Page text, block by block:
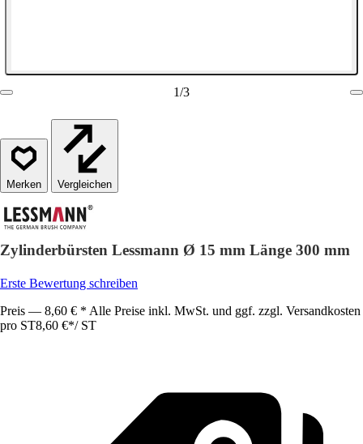
1/3
Vergleichen
Zylinderbürsten Lessmann Ø 15 mm Länge 300 mm
Erste Bewertung schreiben
Preis — 8,60 € * Alle Preise inkl. MwSt. und ggf. zzgl. Versandkosten
pro ST8,60 €*/ ST